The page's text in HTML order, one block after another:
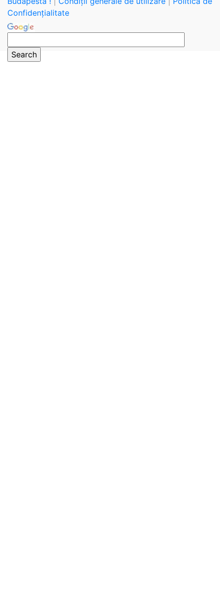
Confidențialitate